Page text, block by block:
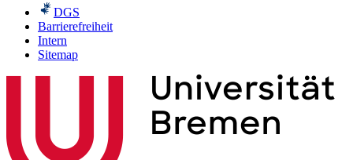
DGS
Barrierefreiheit
Intern
Sitemap